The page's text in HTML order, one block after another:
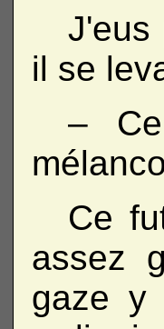
J'eus
il se
–
Ce
assez
gaze y